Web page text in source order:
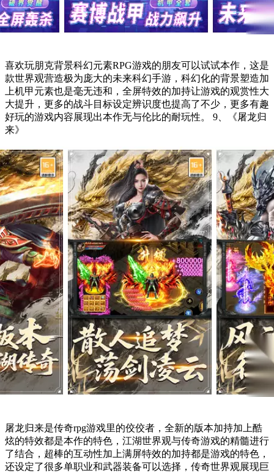
喜欢玩朋克背景科幻元素RPG游戏的朋友可以试试本作，这是
款世界观营造极为庞大的未来科幻手游，科幻化的背景塑造加
上机甲元素也是毫无违和，全屏特效的加持让游戏的观赏性大
大提升，更多的战斗目标设定辨识度也提高了不少，更多有趣
好玩的游戏内容展现出本作无与伦比的耐玩性。 9、《屠龙归
来》
屠龙归来是传奇rpg游戏里的佼佼者，全新的版本加持加上酷
炫的特效都是本作的特色，江湖世界观与传奇游戏的精髓进行
了结合，超棒的互动性加上满屏特效的加持都是游戏的特色，
还设定了很多单职业和武器装备可以选择，传奇世界观展现巨